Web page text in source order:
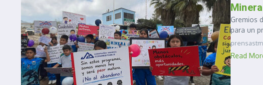
Gremios
para un
Read